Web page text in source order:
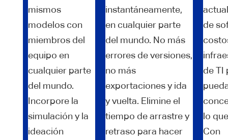
mismos
modelos con
miembros del
equipo en
cualquier parte
del mundo.
Incorpore la
simulación y la
ideación
instantáneamente,
en cualquier parte
del mundo. No más
errores de versiones,
no más
exportaciones y ida
y vuelta. Elimine el
tiempo de arrastre y
retraso para hacer
de
de TI
lo
Con